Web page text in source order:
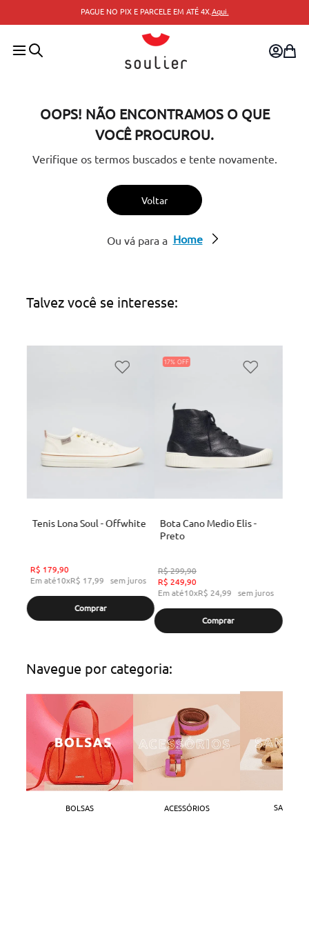
PAGUE NO PIX E PARCELE EM ATÉ 4X.Aqui.
OOPS! NÃO ENCONTRAMOS O QUE
VOCÊ PROCUROU.
Verifique os termos buscados e tente novamente.
Voltar
Ou vá para a Home
Talvez você se interesse:
Tenis Lona Soul - Offwhite
R$ 179,90
Em até10xR$ 17,99 sem juros
Comprar
17%
Bota Cano Medio Elis -
Preto
R$299,90
R$ 249,90
Em até10xR$ 24,99 sem juros
Comprar
Navegue por categoria:
BOLSAS ACESSÓRIOS